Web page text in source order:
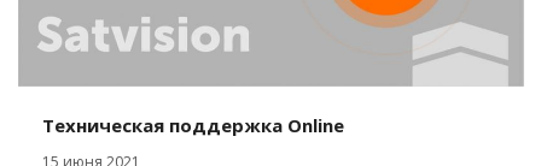
Техническая поддержка Online